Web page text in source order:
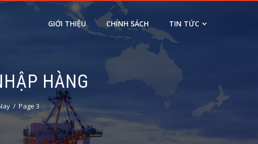
GIỚI THIỆU CHÍNH SÁCH TIN TỨC
HÀNG
Page 3